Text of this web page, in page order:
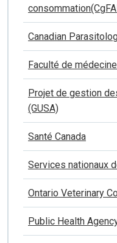
Canadian
Faculté de
Projet de gestion
(GUSA)
Santé Canada
Services nationaux
Ontario Veterinary
Public Health